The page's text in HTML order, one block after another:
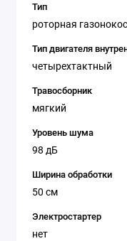
Тип
роторная
Тип двигателя
четырехтактный
Травосборник
мягкий
Уровень шума
98 дБ
Ширина обработки
50 см
Электростартер
нет